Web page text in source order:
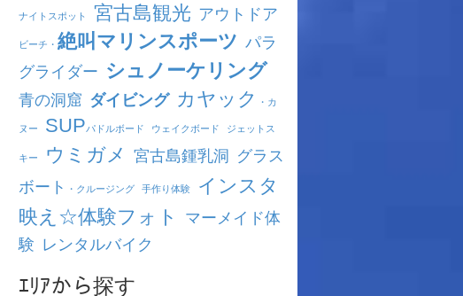
ナイトスポット 宮古島観光 アウトドア
ビーチ・ 絶叫マリンスポーツ パラ
グライダー シュノーケリング
青の洞窟 ダイビング カヤック ・カ
ヌー SUPパドルボード ウェイクボード ジェットス
キー ウミガメ 宮古島鍾乳洞
グラス
ボート
・クルージング 手作り体験
インスタ
映え☆体験フォト
マーメイド体
験 レンタルバイク
ｴﾘｱから探す